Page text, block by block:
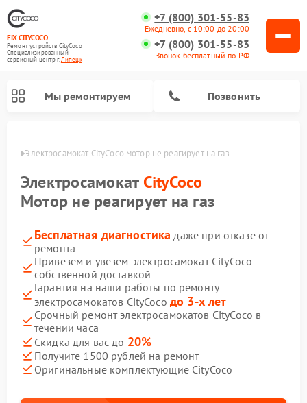
FIX-CITYCOCO
Ремонт устройств CityCoco
Специализированный
cервисный центр г.Липецк
+7 (800) 301-55-83
Ежедневно, с 10:00 до 20:00
+7 (800) 301-55-83
Звонок бесплатный по РФ
Мы ремонтируем Позвонить
Электросамокат CityCoco мотор не реагирует на газ
Электросамокат CityCoco
Мотор не реагирует на газ
Бесплатная диагностика даже при отказе от
ремонта
Привезем и увезем электросамокат CityCoco
собственной доставкой
Гарантия на наши работы по ремонту
электросамокатов CityCoco до 3-х лет
Срочный ремонт электросамокатов CityCoco в
течении часа
Скидка для вас до 20%
Получите 1500 рублей на ремонт
Оригинальные комплектующие CityCoco